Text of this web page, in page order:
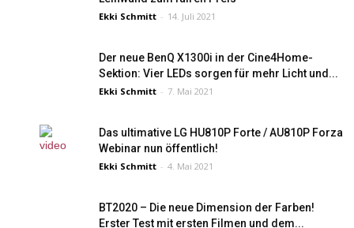
Ekki Schmitt - 14. Juli 2021
Der neue BenQ X1300i in der Cine4Home-
Sektion: Vier LEDs sorgen für mehr Licht und...
Ekki Schmitt - 7. Mai 2021
Das ultimative LG HU810P Forte / AU810P Forza
Webinar nun öffentlich!
Ekki Schmitt - 4. Mai 2021
BT2020 – Die neue Dimension der Farben!
Erster Test mit ersten Filmen und dem...